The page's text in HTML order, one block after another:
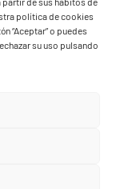
política de cookies
“Aceptar” o puedes
su uso pulsando